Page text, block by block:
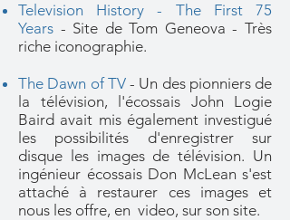
Television History - The First 75
Years - Site de Tom Geneova - Très
riche iconographie.
The Dawn of TV- Un des pionniers de
la télévision, l'écossais John Logie
Baird avait mis également investigué
les possibilités d'enregistrer sur
disque les images de télévision. Un
ingénieur écossais Don McLean s'est
attaché à restaurer ces images et
nous les offre, en video, sur son site.